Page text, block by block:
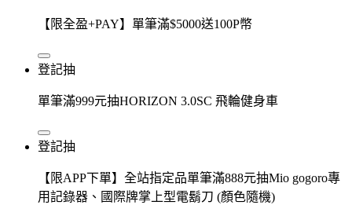
【限全盈+PAY】單筆滿$5000送100P幣
登記抽
單筆滿999元抽HORIZON 3.0SC 飛輪健身車
登記抽
【限APP下單】全站指定品單筆滿888元抽Mio gogoro專
用記錄器、國際牌掌上型電鬍刀 (顏色隨機)